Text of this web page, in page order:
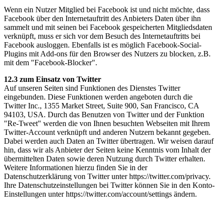
Wenn ein Nutzer Mitglied bei Facebook ist und nicht möchte, dass
Facebook über den Internetauftritt des Anbieters Daten über ihn
sammelt und mit seinen bei Facebook gespeicherten Mitgliedsdaten
verknüpft, muss er sich vor dem Besuch des Internetauftritts bei
Facebook ausloggen. Ebenfalls ist es möglich Facebook-Social-
Plugins mit Add-ons für den Browser des Nutzers zu blocken, z.B.
mit dem "Facebook-Blocker".
12.3 zum Einsatz von Twitter
Auf unseren Seiten sind Funktionen des Dienstes Twitter
eingebunden. Diese Funktionen werden angeboten durch die
Twitter Inc., 1355 Market Street, Suite 900, San Francisco, CA
94103, USA. Durch das Benutzen von Twitter und der Funktion
"Re-Tweet" werden die von Ihnen besuchten Webseiten mit Ihrem
Twitter-Account verknüpft und anderen Nutzern bekannt gegeben.
Dabei werden auch Daten an Twitter übertragen. Wir weisen darauf
hin, dass wir als Anbieter der Seiten keine Kenntnis vom Inhalt der
übermittelten Daten sowie deren Nutzung durch Twitter erhalten.
Weitere Informationen hierzu finden Sie in der
Datenschutzerklärung von Twitter unter https://twitter.com/privacy.
Ihre Datenschutzeinstellungen bei Twitter können Sie in den Konto-
Einstellungen unter https://twitter.com/account/settings ändern.